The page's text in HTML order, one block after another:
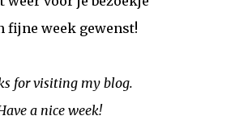
fijne week gewenst!
for visiting my blog.
a nice week!